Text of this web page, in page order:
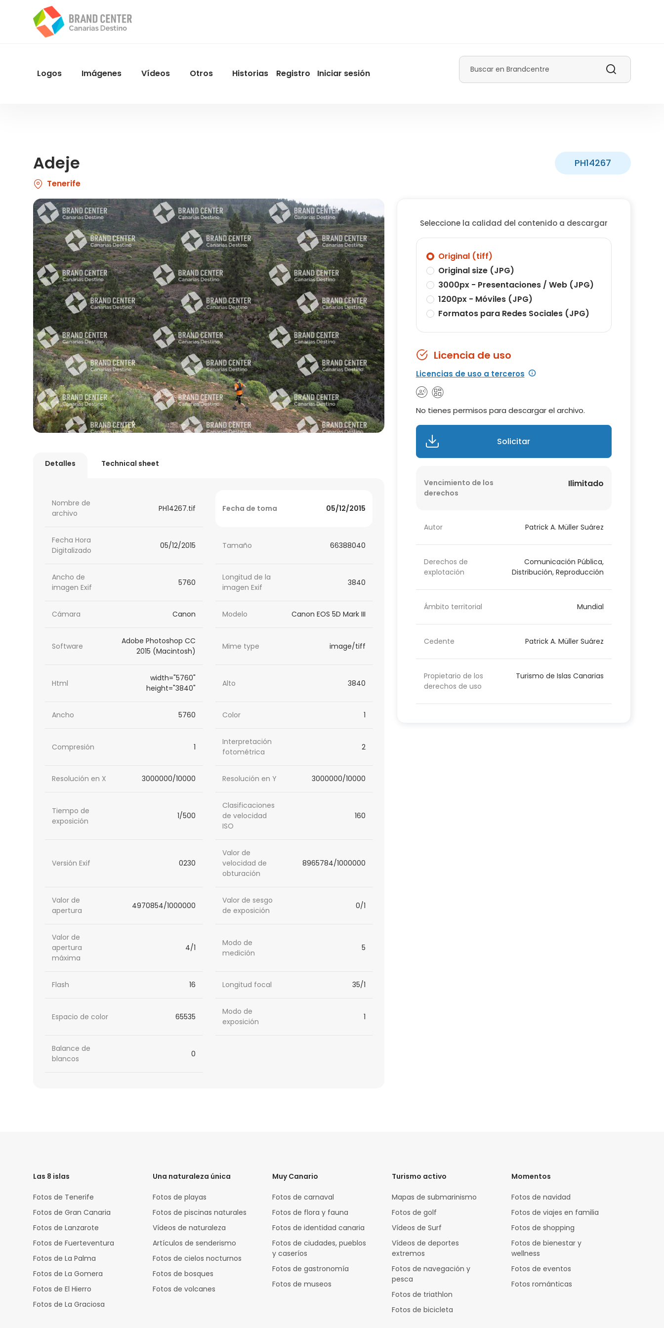
contenido
Menu
Logos Imágenes Vídeos Otros Historias
User
Registro Iniciar sesión
Buscar
Adeje PH14267
Tenerife
Detalles Technical sheet
Nombre de
archivo
PH14267.tif Fecha de toma 05/12/2015
Fecha Hora
Digitalizado
05/12/2015 Tamaño 66388040
Ancho de
imagen Exif
5760
Longitud de la
imagen Exif
3840
Cámara Canon Modelo Canon EOS 5D Mark III
Software
Adobe Photoshop CC
2015 (Macintosh)
Mime type image/tiff
Html
width="5760"
height="3840"
Alto 3840
Ancho 5760 Color 1
Compresión 1
Interpretación
fotométrica
2
Resolución en X 3000000/10000 Resolución en Y 3000000/10000
Tiempo de
exposición
1/500
Clasificaciones
de velocidad
ISO
160
Versión Exif 0230
Valor de
velocidad de
obturación
8965784/1000000
Valor de
apertura
4970854/1000000
Valor de sesgo
de exposición
0/1
Valor de
apertura
máxima
4/1
Modo de
medición
5
Flash 16 Longitud focal 35/1
Espacio de color 65535
Modo de
exposición
1
Balance de
blancos
0
Seleccione la calidad del contenido a descargar
Original (tiff)
Original size (JPG)
3000px - Presentaciones / Web (JPG)
1200px - Móviles (JPG)
Formatos para Redes Sociales (JPG)
Licencia de uso
Licencias de uso a terceros
No tienes permisos para descargar el archivo.
Solicitar
Vencimiento de los
derechos
Ilimitado
Autor Patrick A. Müller Suárez
Derechos de
explotación
Comunicación Pública,
Distribución, Reproducción
Ámbito territorial Mundial
Cedente Patrick A. Müller Suárez
Propietario de los
derechos de uso
Turismo de Islas Canarias
Las 8 islas
Fotos de Tenerife
Fotos de Gran Canaria
Fotos de Lanzarote
Fotos de Fuerteventura
Fotos de La Palma
Fotos de La Gomera
Fotos de El Hierro
Fotos de La Graciosa
Una naturaleza única
Fotos de playas
Fotos de piscinas naturales
Vídeos de naturaleza
Artículos de senderismo
Fotos de cielos nocturnos
Fotos de bosques
Fotos de volcanes
Muy Canario
Fotos de carnaval
Fotos de flora y fauna
Fotos de identidad canaria
Fotos de ciudades, pueblos
y caseríos
Fotos de gastronomía
Fotos de museos
Turismo activo
Mapas de submarinismo
Fotos de golf
Vídeos de Surf
Vídeos de deportes
extremos
Fotos de navegación y
pesca
Fotos de triathlon
Fotos de bicicleta
Momentos
Fotos de navidad
Fotos de viajes en familia
Fotos de shopping
Fotos de bienestar y
wellness
Fotos de eventos
Fotos románticas